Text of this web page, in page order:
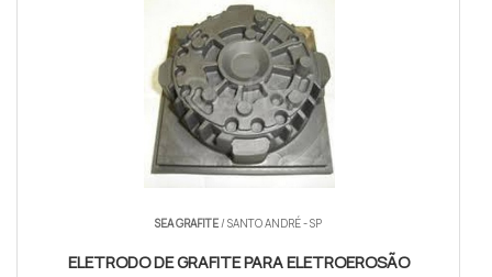
SEA GRAFITE/ SANTO ANDRÉ - SP
ELETRODO DE GRAFITE PARA ELETROEROSÃO